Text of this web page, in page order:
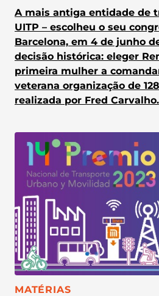
A mais antiga entidade de
UITP – escolheu o seu
Barcelona, em 4 de junho
decisão histórica: eleger
primeira mulher a
veterana organização de
realizada por Fred Carvalho.
CATEGORIA:
MATÉRIAS